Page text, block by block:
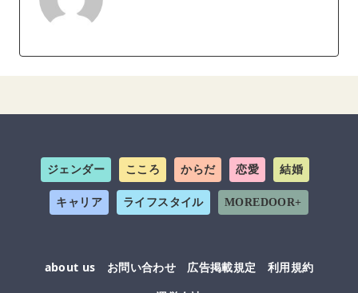
ジェンダー こころ からだ 恋愛 結婚
キャリア ライフスタイル MOREDOOR+
about us お問い合わせ 広告掲載規定
利用規約